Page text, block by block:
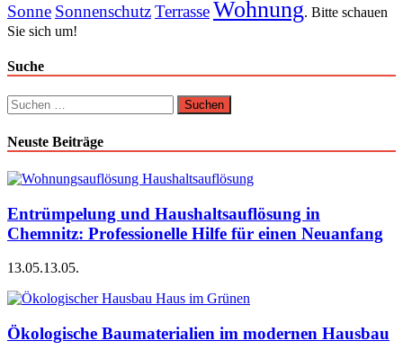
Sonne SonnenschutzTerrasseWohnung. Bitte schauen
Sie sich um!
Suche
Suchen
nach:
Neuste Beiträge
Entrümpelung und Haushaltsauflösung in
Chemnitz: Professionelle Hilfe für einen Neuanfang
13.05.13.05.
Ökologische Baumaterialien im modernen Hausbau